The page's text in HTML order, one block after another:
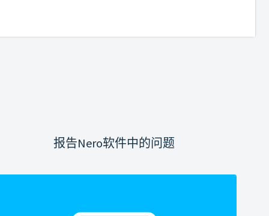
报告Nero软件中的问题